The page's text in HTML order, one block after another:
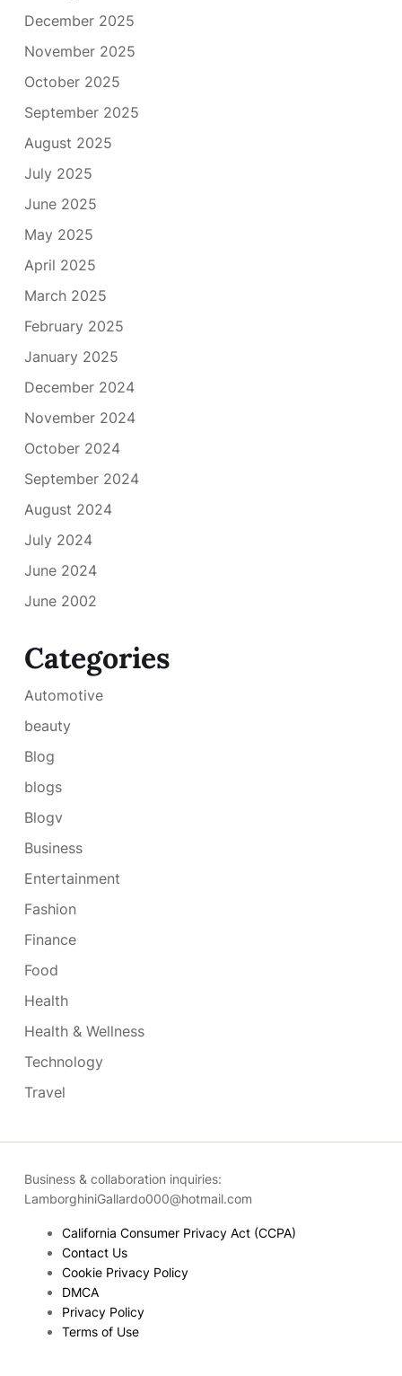
December 2025
November 2025
October 2025
September 2025
August 2025
July 2025
June 2025
May 2025
April 2025
March 2025
February 2025
January 2025
December 2024
November 2024
October 2024
September 2024
August 2024
July 2024
June 2024
June 2002
Categories
Automotive
beauty
Blog
blogs
Blogv
Business
Entertainment
Fashion
Finance
Food
Health
Health & Wellness
Technology
Travel
Business & collaboration inquiries:
LamborghiniGallardo000@hotmail.com
California Consumer Privacy Act (CCPA)
Contact Us
Cookie Privacy Policy
DMCA
Privacy Policy
Terms of Use